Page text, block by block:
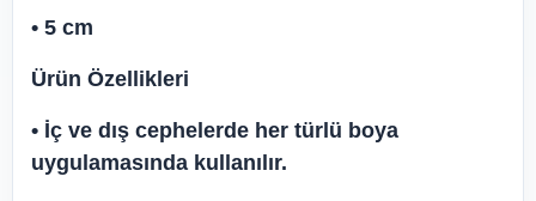
• 5 cm
Ürün Özellikleri
• İç ve dış cephelerde her türlü boya
uygulamasında kullanılır.